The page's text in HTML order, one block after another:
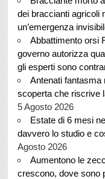
dei braccianti agricoli
un’emergenza
Abbattimento orsi
governo autorizza
gli esperti sono
Antenati fantasma
scoperta che riscrive
5 Agosto 2026
Estate di 6 mesi
davvero lo studio e
Agosto 2026
Aumentono le
crescono, dove sono